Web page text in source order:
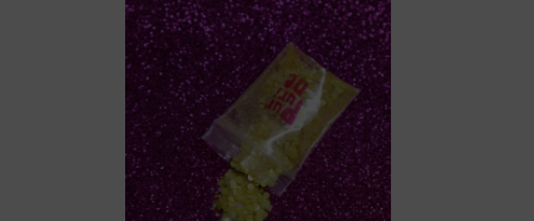
ADICIONAR AO CARRINHO